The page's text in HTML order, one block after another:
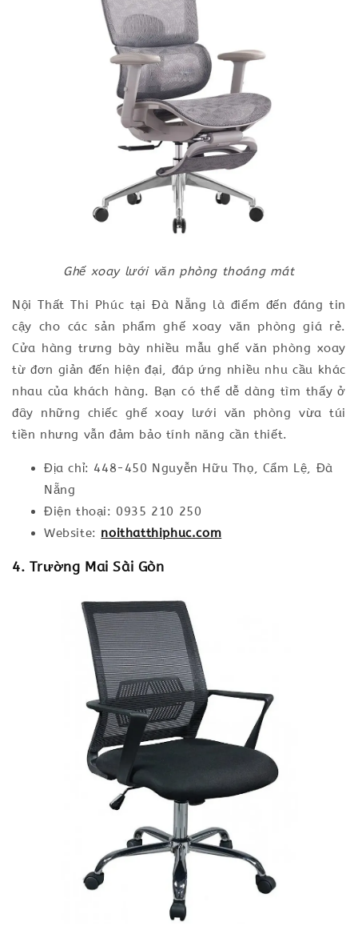
Ghế xoay lưới văn phòng thoáng mát
Nội Thất Thi Phúc tại Đà Nẵng là điểm đến đáng tin
cậy cho các sản phẩm ghế xoay văn phòng giá rẻ.
Cửa hàng trưng bày nhiều mẫu ghế văn phòng xoay
từ đơn giản đến hiện đại, đáp ứng nhiều nhu cầu khác
nhau của khách hàng. Bạn có thể dễ dàng tìm thấy ở
đây những chiếc ghế xoay lưới văn phòng vừa túi
tiền nhưng vẫn đảm bảo tính năng cần thiết.
Địa chỉ: 448-450 Nguyễn Hữu Thọ, Cẩm Lệ, Đà
Nẵng
Điện thoại: 0935 210 250
Website: noithatthiphuc.com
4. Trường Mai Sài Gòn